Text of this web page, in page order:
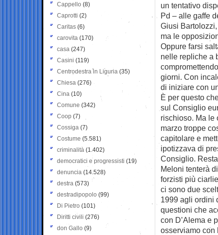
un tentativo
Pd – alle gaffe
Giusi
ma le
Oppure farsi
nelle repliche a
giorni. Con
di iniziare con
È per questo
sul Consiglio
rischioso. Ma le
marzo troppe
capitolare e
ipotizzava di
Consiglio.
Meloni tenterà
forzisti più
ci sono due
1999 agli ordini
questioni che
con D’Alema e
osserviamo con
Cappello (8)
Caprotti (2)
Caritas (6)
carovita (170)
casa (247)
Casini (119)
Centrodestra in Liguria (35)
Chiesa (276)
Cina (10)
Comune (342)
Coop (7)
Cossiga (7)
Costume (5.581)
criminalità (1.402)
democratici e progressisti (19)
denuncia (14.528)
destra (573)
destradipopolo (99)
Di Pietro (101)
Diritti civili (276)
don Gallo (9)